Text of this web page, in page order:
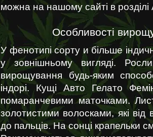
можна на нашому сайті в розділі
Особливості
У фенотипі сорту и більше
у зовнішньому вигляді.
вирощування будь-яким
індорі. Кущі Авто Гелато
помаранчевими маточками.
золотистими волосками, які від
до пальців. На сонці крапельки